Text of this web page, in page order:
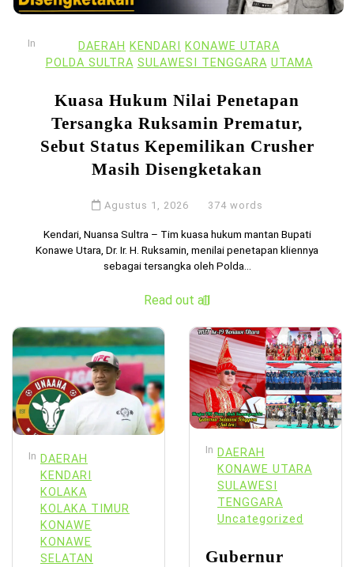
In DAERAH KENDARI
KONAWE UTARA
POLDA SULTRA SULAWESI TENGGARA UTAMA
Kuasa Hukum Nilai Penetapan
Tersangka Ruksamin Prematur,
Sebut Status Kepemilikan Crusher
Masih Disengketakan
Agustus 1, 2026 374 words
Kendari, Nuansa Sultra – Tim kuasa hukum mantan Bupati
Konawe Utara, Dr. Ir. H. Ruksamin, menilai penetapan kliennya
sebagai tersangka oleh Polda...
Read out all
In DAERAH
KENDARI
KOLAKA
KOLAKA TIMUR
KONAWE
KONAWE
SELATAN
In DAERAH
KONAWE UTARA
SULAWESI
TENGGARA
Uncategorized
Gubernur